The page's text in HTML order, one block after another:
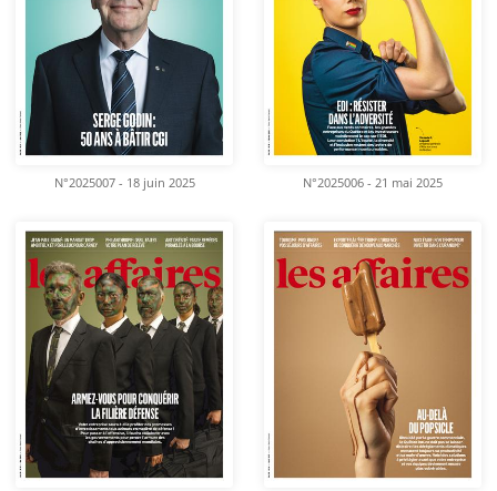
N°2025007 - 18 juin 2025 N°2025006 - 21 mai 2025